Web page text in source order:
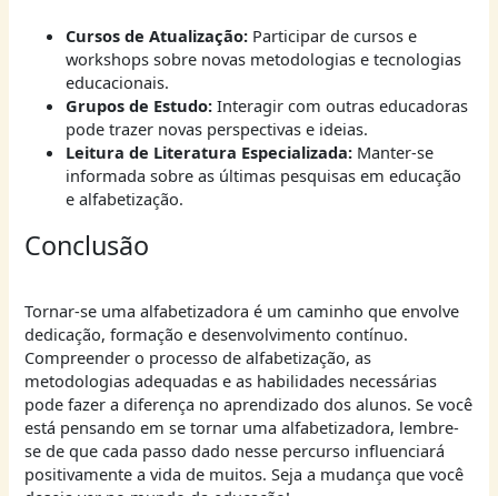
Cursos de Atualização:Participar de cursos e
workshops sobre novas metodologias e tecnologias
educacionais.
Grupos de Estudo:Interagir com outras educadoras
pode trazer novas perspectivas e ideias.
Leitura de Literatura Especializada:Manter-se
informada sobre as últimas pesquisas em educação
e alfabetização.
Conclusão
Tornar-se uma alfabetizadora é um caminho que envolve
dedicação, formação e desenvolvimento contínuo.
Compreender o processo de alfabetização, as
metodologias adequadas e as habilidades necessárias
pode fazer a diferença no aprendizado dos alunos. Se você
está pensando em se tornar uma alfabetizadora, lembre-
se de que cada passo dado nesse percurso influenciará
positivamente a vida de muitos. Seja a mudança que você